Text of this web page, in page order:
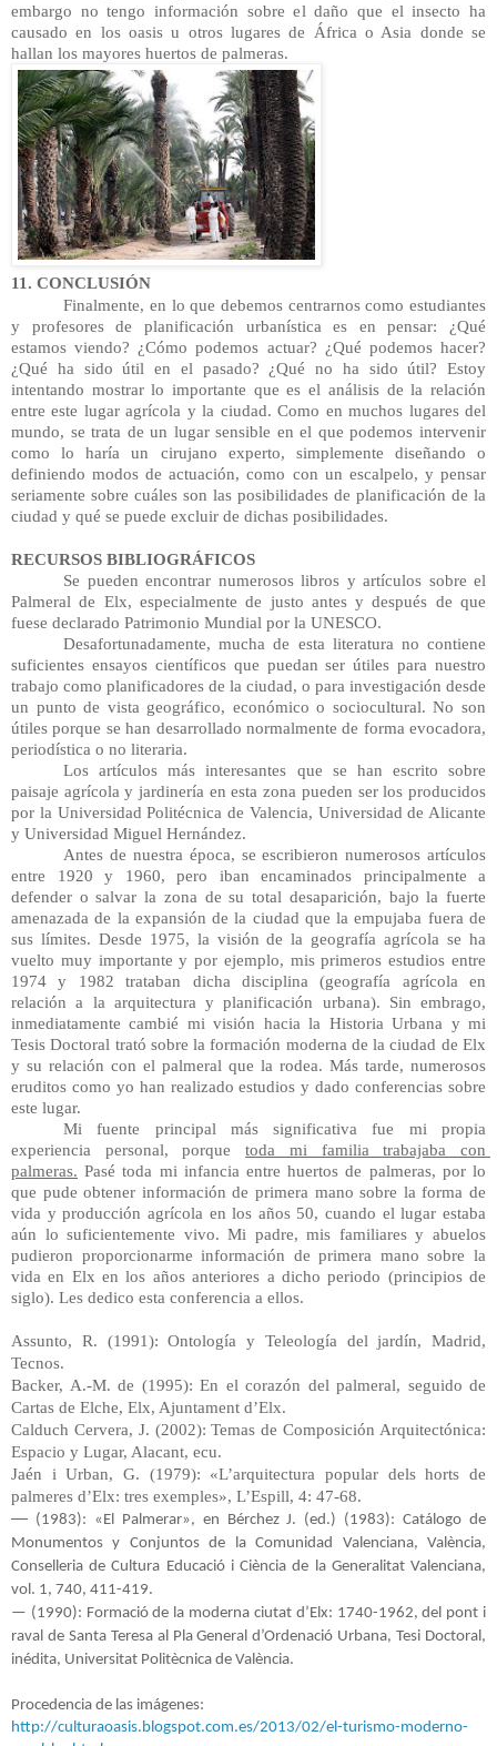
embargo no tengo información sobre el daño que el insecto ha
causado en los oasis u otros lugares de África o Asia donde se
hallan los mayores huertos de palmeras.
11. CONCLUSIÓN
Finalmente, en lo que debemos centrarnos como estudiantes
y profesores de planificación urbanística es en pensar: ¿Qué
estamos viendo? ¿Cómo podemos actuar? ¿Qué podemos hacer?
¿Qué ha sido útil en el pasado? ¿Qué no ha sido útil? Estoy
intentando mostrar lo importante que es el análisis de la relación
entre este lugar agrícola y la ciudad. Como en muchos lugares del
mundo, se trata de un lugar sensible en el que podemos intervenir
como lo haría un cirujano experto, simplemente diseñando o
definiendo modos de actuación, como con un escalpelo, y pensar
seriamente sobre cuáles son las posibilidades de planificación de la
ciudad y qué se puede excluir de dichas posibilidades.
RECURSOS BIBLIOGRÁFICOS
Se pueden encontrar numerosos libros y artículos sobre el
Palmeral de Elx, especialmente de justo antes y después de que
fuese declarado Patrimonio Mundial por la UNESCO.
Desafortunadamente, mucha de esta literatura no contiene
suficientes ensayos científicos que puedan ser útiles para nuestro
trabajo como planificadores de la ciudad, o para investigación desde
un punto de vista geográfico, económico o sociocultural. No son
útiles porque se han desarrollado normalmente de forma evocadora,
periodística o no literaria.
Los artículos más interesantes que se han escrito sobre
paisaje agrícola y jardinería en esta zona pueden ser los producidos
por la Universidad Politécnica de Valencia, Universidad de Alicante
y Universidad Miguel Hernández.
Antes de nuestra época, se escribieron numerosos artículos
entre 1920 y 1960, pero iban encaminados principalmente a
defender o salvar la zona de su total desaparición, bajo la fuerte
amenazada de la expansión de la ciudad que la empujaba fuera de
sus límites. Desde 1975, la visión de la geografía agrícola se ha
vuelto muy importante y por ejemplo, mis primeros estudios entre
1974 y 1982 trataban dicha disciplina (geografía agrícola en
relación a la arquitectura y planificación urbana). Sin embrago,
inmediatamente cambié mi visión hacia la Historia Urbana y mi
Tesis Doctoral trató sobre la formación moderna de la ciudad de Elx
y su relación con el palmeral que la rodea. Más tarde, numerosos
eruditos como yo han realizado estudios y dado conferencias sobre
este lugar.
Mi fuente principal más significativa fue mi propia
experiencia personal, porque toda mi familia trabajaba con
palmeras. Pasé toda mi infancia entre huertos de palmeras, por lo
que pude obtener información de primera mano sobre la forma de
vida y producción agrícola en los años 50, cuando el lugar estaba
aún lo suficientemente vivo. Mi padre, mis familiares y abuelos
pudieron proporcionarme información de primera mano sobre la
vida en Elx en los años anteriores a dicho periodo (principios de
siglo). Les dedico esta conferencia a ellos.
Assunto, R. (1991): Ontología y Teleología del jardín, Madrid,
Tecnos.
Backer, A.-M. de (1995): En el corazón del palmeral, seguido de
Cartas de Elche, Elx, Ajuntament d’Elx.
Calduch Cervera, J. (2002): Temas de Composición Arquitectónica:
Espacio y Lugar, Alacant, ecu.
Jaén i Urban, G. (1979): «L’arquitectura popular dels horts de
palmeres d’Elx: tres exemples», L’Espill, 4: 47-68.
— (1983): «El Palmerar», en Bérchez J. (ed.) (1983): Catálogo de
Monumentos y Conjuntos de la Comunidad Valenciana, València,
Conselleria de Cultura Educació i Ciència de la Generalitat Valenciana,
vol. 1, 740, 411-419.
— (1990): Formació de la moderna ciutat d’Elx: 1740-1962, del pont i
raval de Santa Teresa al Pla General d’Ordenació Urbana, Tesi Doctoral,
inédita, Universitat Politècnica de València.
Procedencia de las imágenes:
http://culturaoasis.blogspot.com.es/2013/02/el-turismo-moderno-